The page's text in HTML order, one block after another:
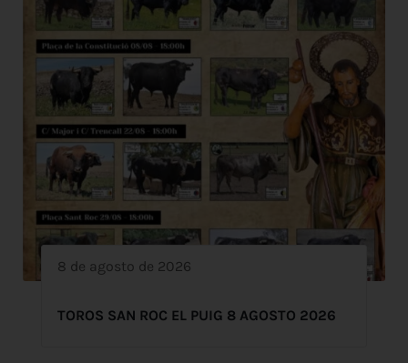
8 de agosto de 2026
TOROS SAN ROC EL PUIG 8 AGOSTO 2026